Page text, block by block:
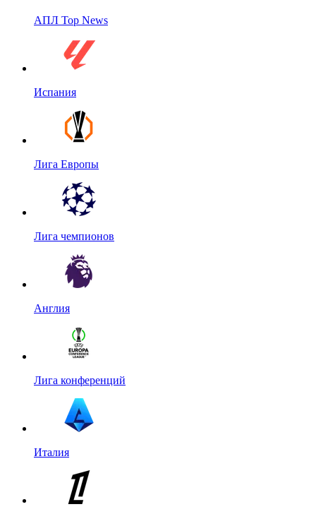
АПЛ Top News
Испания
Лига Европы
Лига чемпионов
Англия
Лига конференций
Италия